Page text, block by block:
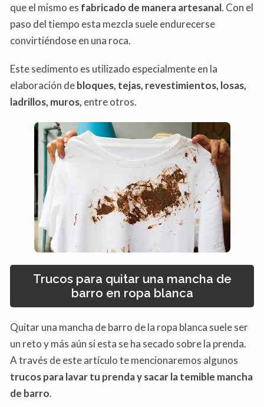
que el mismo es fabricado de manera artesanal. Con el
paso del tiempo esta mezcla suele endurecerse
convirtiéndose en una roca.
Este sedimento es utilizado especialmente en la
elaboración debloques, tejas, revestimientos, losas,
ladrillos, muros, entre otros.
Trucos para quitar una mancha de
barro en ropa blanca
Quitar una mancha de barro de la ropa blanca suele ser
un reto y más aún si esta se ha secado sobre la prenda.
A través de este artículo te mencionaremos algunos
trucos para lavar tu prenda y sacar la temible mancha
de barro.